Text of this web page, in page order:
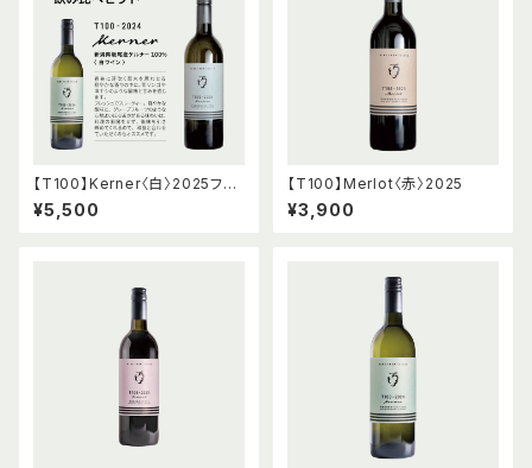
【T100】Kerner〈白〉2025フル
ボトル & 2024ハーフボトル 飲
み比べセット
¥5,500
【T100】Merlot〈赤〉2025
¥3,900